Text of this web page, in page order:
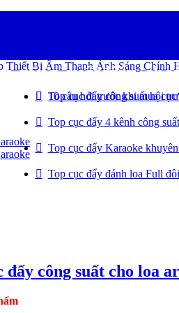
Thiết Bị Âm Thanh Ánh Sáng Chính
đẩy công suất cho loa
công suất bán
Top cục đẩy công suất hội
Top cục đẩy 4 kênh công
Top cục đẩy Karaoke
Top cục đẩy đánh loa Full
mua cục đẩy
10 câu hỏi trước khi mua cục